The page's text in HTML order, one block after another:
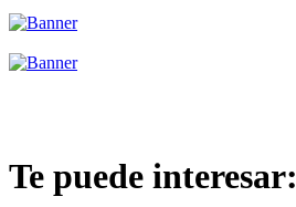
Te puede interesar: